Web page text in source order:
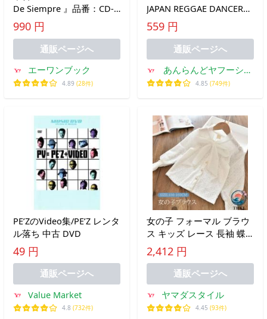
De Siempre 』品番：CD-
2042 / 輸入盤
990 円
通販ページへ
エーワンブック
4.89 (28件)
JAPAN REGGAE DANCERS
IT’s SHOW TIME 6 中古
DVD ケース無
559 円
通販ページへ
あんらんどヤフーショ
ップ
4.85 (749件)
PE’ZのVideo集/PE’Z レンタ
ル落ち 中古 DVD
49 円
通販ページへ
Value Market
4.8 (732件)
女の子 フォーマル ブラウ
ス キッズ レース 長袖 蝶
結び 卒園式 入園式 入学式
卒業式 結婚式 発表会 音楽
会 合唱 お受験 面接 ジュ
ニア ガールズ 白 子供
2,412 円
通販ページへ
ヤマダスタイル
4.45 (93件)